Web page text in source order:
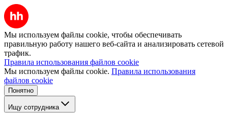
Мы используем файлы cookie, чтобы обеспечивать
правильную работу нашего веб-сайта и анализировать сетевой
трафик.
Правила использования файлов cookie
Мы используем файлы cookie. Правила использования
файлов cookie
Понятно
Ищу сотрудника